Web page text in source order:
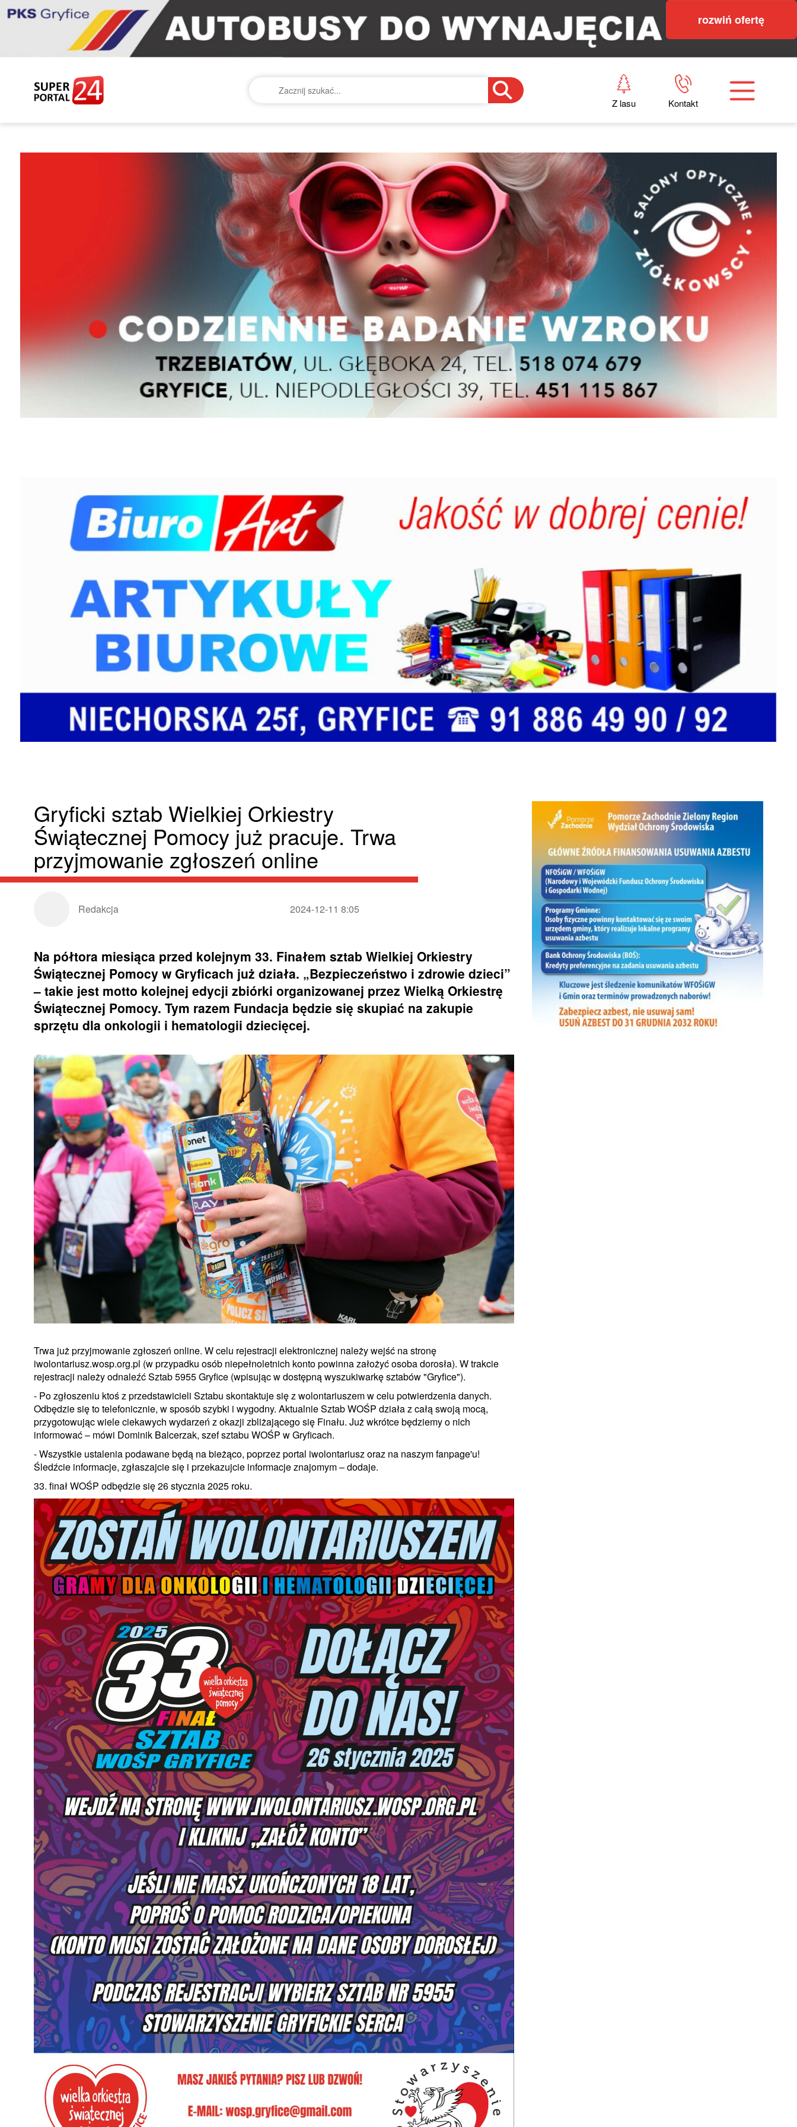
rozwiń ofertę
Z lasu Kontakt
Gryficki sztab Wielkiej Orkiestry
Świątecznej Pomocy już pracuje. Trwa
przyjmowanie zgłoszeń online
Redakcja 2024-12-11 8:05
Na półtora miesiąca przed kolejnym 33. Finałem sztab Wielkiej Orkiestry
Świątecznej Pomocy w Gryficach już działa. „Bezpieczeństwo i zdrowie dzieci”
– takie jest motto kolejnej edycji zbiórki organizowanej przez Wielką Orkiestrę
Świątecznej Pomocy. Tym razem Fundacja będzie się skupiać na zakupie
sprzętu dla onkologii i hematologii dziecięcej.
Trwa już przyjmowanie zgłoszeń online. W celu rejestracji elektronicznej należy wejść na stronę
iwolontariusz.wosp.org.pl (w przypadku osób niepełnoletnich konto powinna założyć osoba dorosła). W trakcie
rejestracji należy odnaleźć Sztab 5955 Gryfice (wpisując w dostępną wyszukiwarkę sztabów "Gryfice").
- Po zgłoszeniu ktoś z przedstawicieli Sztabu skontaktuje się z wolontariuszem w celu potwierdzenia danych.
Odbędzie się to telefonicznie, w sposób szybki i wygodny. Aktualnie Sztab WOŚP działa z całą swoją mocą,
przygotowując wiele ciekawych wydarzeń z okazji zbliżającego się Finału. Już wkrótce będziemy o nich
informować – mówi Dominik Balcerzak, szef sztabu WOŚP w Gryficach.
- Wszystkie ustalenia podawane będą na bieżąco, poprzez portal iwolontariusz oraz na naszym fanpage'u!
Śledźcie informacje, zgłaszajcie się i przekazujcie informacje znajomym – dodaje.
33. finał WOŚP odbędzie się 26 stycznia 2025 roku.